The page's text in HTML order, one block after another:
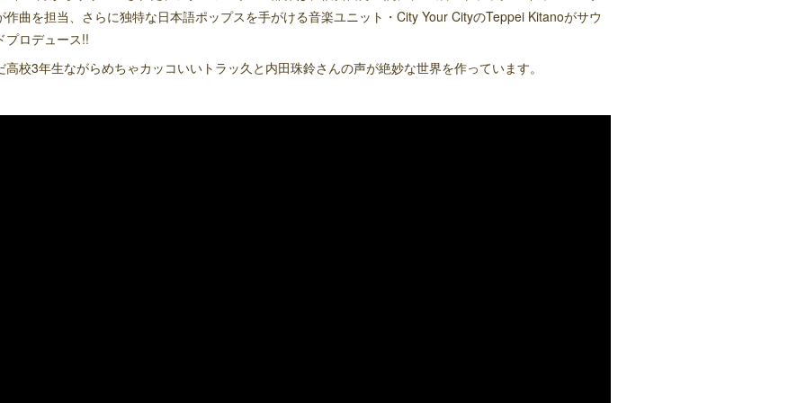
作曲を担当、さらに独特な日本語ポップスを手がける音楽ユニット・City Your CityのTeppei Kitanoがサウ
プロデュース!!
高校3年生ながらめちゃカッコいいトラッ久と内田珠鈴さんの声が絶妙な世界を作っています。